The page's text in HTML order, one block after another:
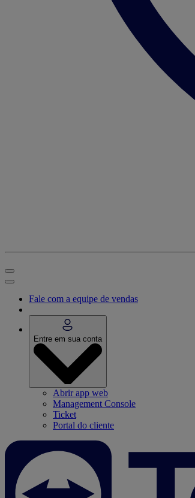
Fale com a equipe de vendas
Entre em sua conta
Abrir app web
Management Console
Ticket
Portal do cliente